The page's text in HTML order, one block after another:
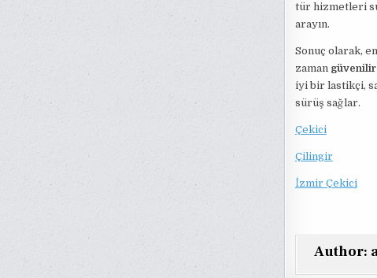
tür hizmetleri
arayın.
Sonuç olarak,
zaman güvenilir
iyi bir lastikçi,
sürüş sağlar.
Çekici
Çilingir
İzmir Çekici
Author: